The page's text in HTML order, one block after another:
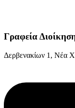
Γραφεία
Δερβενακίων 1, Νέα